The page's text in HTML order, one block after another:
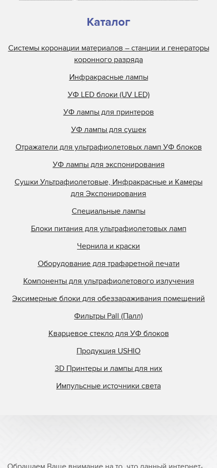
Каталог
Системы коронации материалов – станции и генераторы
коронного разряда
Инфракрасные лампы
УФ LED блоки (UV LED)
УФ лампы для принтеров
УФ лампы для сушек
Отражатели для ультрафиолетовых ламп УФ блоков
УФ лампы для экспонирования
Сушки Ультрафиолетовые, Инфракрасные и Камеры
для Экспонирования
Специальные лампы
Блоки питания для ультрафиолетовых ламп
Чернила и краски
Оборудование для трафаретной печати
Компоненты для ультрафиолетового излучения
Эксимерные блоки для обеззараживания помещений
Фильтры Pall (Палл)
Кварцевое стекло для УФ блоков
Продукция USHIO
3D Принтеры и лампы для них
Импульсные источники света